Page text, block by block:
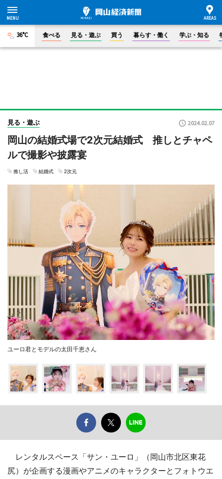
36°C 食べる 見る・遊ぶ 買う 暮らす・働く 学ぶ・知る
見る・遊ぶ 2024.02.07
岡山の結婚式場で2次元結婚式 推しとチャペ
ルで撮影や披露宴
推し活 結婚式 2次元
ユーロ君とモデルの太田千恵さん
レンタルスペース「サン・ユーロ」（岡山市北区東花
尻）が企画する漫画やアニメのキャラクターとフォトウエ